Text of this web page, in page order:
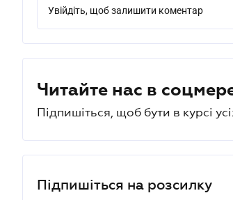
Увійдіть, щоб залишити коментар
Читайте нас в
Підпишіться, щоб бути в курсі
Підпишіться на розсилку